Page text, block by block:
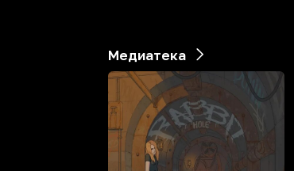
Медиатека